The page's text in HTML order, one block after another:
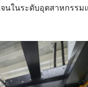
นในระดับอุตสาหกรรม